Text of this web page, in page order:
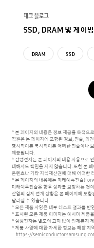
테크 블로그
SSD, DRAM 및 게이
DRAM SSD
* 본 페이지의 내용은 정보 제공을 목적으
직원은 본 페이지에 포함된 정보, 진술, 의
명시적이든 묵시적이든 어떠한 진술이나
제공됩니다.
* 삼성전자는 본 페이지의 내용 사용으로
대해서도 책임을 지지 않습니다.또한 본
콘텐츠나 기타 지식재산권에 대해 어떠한
* 본 페이지의 내용에는 미래예측진술
미래예측진술은 향후 성과를 보장하는 것
산업의 실제 전개 상황은 본 페이지에 포
달라질 수 있습니다.
* 모든 제품 사양은 내부 테스트 결과를 반
* 표시된 모든 제품 이미지는 예시며 제품
* 삼성전자는 별도의 고지 없이 언제든지
* 제품 사양에 대한 자세한 정보는 해당 지
https://